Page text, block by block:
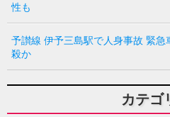
性も
予讃線 伊予三島駅で人身事故 緊急
殺か
カテゴ